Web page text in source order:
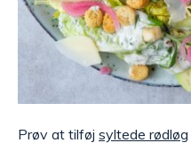
Prøv at tilføj syltede rødløg